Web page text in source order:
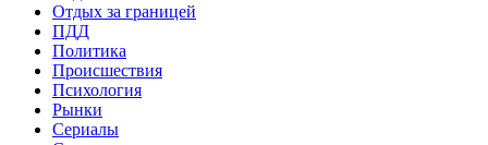
Отдых за границей
ПДД
Политика
Происшествия
Психология
Рынки
Сериалы